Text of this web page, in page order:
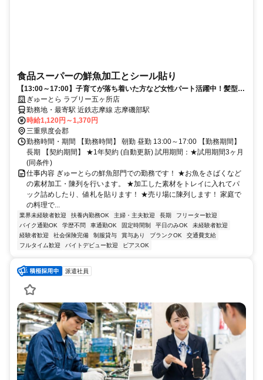
食品スーパーの鮮魚加工とシール貼り
【13:00～17:00】子育てが落ち着いた方など女性パート活躍中！髪型・
髪色自由♪午後から勤務！
ぎゅーとら ラブリー五ヶ所店
勤務地・最寄駅 近鉄志摩線 志摩磯部駅
時給1,120円～1,370円
三重県度会郡
勤務時間・期間 【勤務時間】 朝勤 昼勤 13:00～17:00 【勤務期間】
長期 【契約期間】 ★1年契約 (自動更新) 試用期間：★試用期間3ヶ月
(同条件)
仕事内容 ぎゅーとらの鮮魚部門での勤務です！ ★お魚をさばくなど
の素材加工・陳列を行います。 ★加工した素材をトレイに入れてパ
ック詰めしたり、値札を貼ります！ ★売り場に陳列します！ 家庭で
の料理で...
業界未経験者歓迎 扶養内勤務OK 主婦・主夫歓迎 長期
フリーター歓迎
バイク通勤OK
学歴不問 車通勤OK 固定時間制 平日のみOK
未経験者歓迎
経験者歓迎
社会保険完備 制服貸与 賞与あり ブランクOK
交通費支給
フルタイム歓迎
バイトデビュー歓迎 ピアスOK
派遣社員